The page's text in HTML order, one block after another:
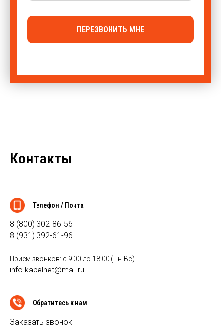
ПЕРЕЗВОНИТЬ МНЕ
Контакты
Телефон / Почта
8 (800) 302-86-56
8 (931) 392-61-96
Прием звонков: с 9:00 до 18:00 (Пн-Вс)
info.kabelnet@mail.ru
Обратитесь к нам
Заказать звонок